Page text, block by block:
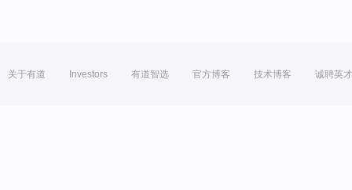
关于有道 Investors 有道智选 官方博客 技术博客 诚聘英才